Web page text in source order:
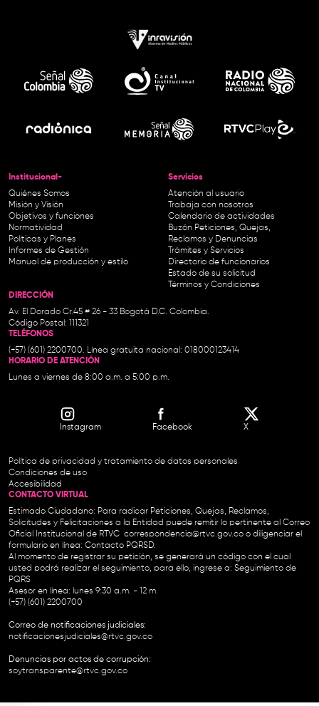
Institucional-
Quiénes Somos
Misión y Visión
Objetivos y funciones
Normatividad
Políticas y Planes
Informes de Gestión
Manual de producción y estilo
Servicios
Atención al usuario
Trabaja con nosotros
Calendario de actividades
Buzón Peticiones, Quejas,
Reclamos y Denuncias
Trámites y Servicios
Directorio de funcionarios
Estado de su solicitud
Términos y Condiciones
DIRECCIÓN
Av. El Dorado Cr.45 # 26 - 33 Bogotá D.C. Colombia.
Código Postal: 111321
TELÉFONOS
(+57) (601) 2200700. Línea gratuita nacional: 018000123414
HORARIO DE ATENCIÓN
Lunes a viernes de 8:00 a.m. a 5:00 p.m.
Instagram Facebook X
Política de privacidad y tratamiento de datos personales
Condiciones de uso
Accesibilidad
CONTACTO VIRTUAL
Estimado Ciudadano: Para radicar Peticiones, Quejas, Reclamos,
Solicitudes y Felicitaciones a la Entidad puede remitir lo pertinente al Correo
Oficial Institucional de RTVC correspondencia@rtvc.gov.co o diligenciar el
formulario en línea: Contacto PQRSD.
Al momento de registrar su petición, se generará un código con el cual
usted podrá realizar el seguimiento, para ello, ingrese a: Seguimiento de
PQRS
Asesor en línea: lunes 9:30 a.m. - 12 m.
(+57) (601) 2200700
Correo de notificaciones judiciales:
notificacionesjudiciales@rtvc.gov.co
Denuncias por actos de corrupción:
soytransparente@rtvc.gov.co